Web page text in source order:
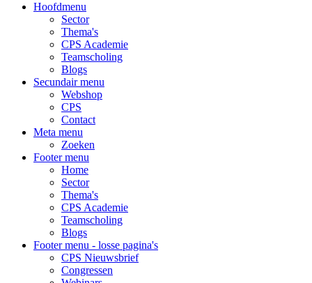
Hoofdmenu
Sector
Thema's
CPS Academie
Teamscholing
Blogs
Secundair menu
Webshop
CPS
Contact
Meta menu
Zoeken
Footer menu
Home
Sector
Thema's
CPS Academie
Teamscholing
Blogs
Footer menu - losse pagina's
CPS Nieuwsbrief
Congressen